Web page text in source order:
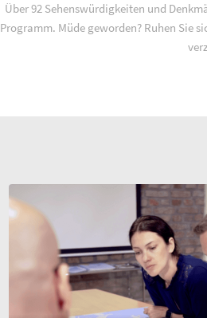
Über 92 Sehenswürdigkeiten und
Programm. Müde geworden? Ruhen Sie